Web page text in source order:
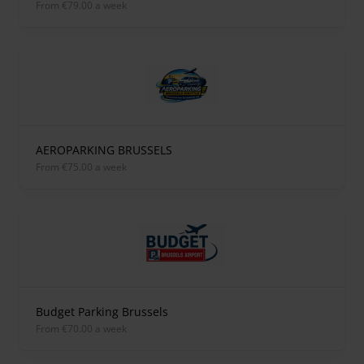
from €79.00 a week
AEROPARKING BRUSSELS
from €75.00 a week
Budget Parking Brussels
from €70.00 a week